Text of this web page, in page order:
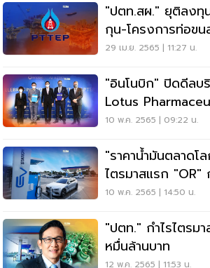
"ปตท.สผ." ยุติลงทุ
กุน-โครงการท่อข
ในเมียนมา
29 เม.ย. 2565 | 11:27 น.
"อินโนบิก" ปิดดีลบ
Lotus
10 พ.ค. 2565 | 09:22 น.
"ราคาน้ำมันตลาด
ไตรมาสแรก
ล้านบาท
10 พ.ค. 2565 | 14:50 น.
"ปตท." กำไรไตรม
หมื่นล้านบาท
12 พ.ค. 2565 | 11:53 น.